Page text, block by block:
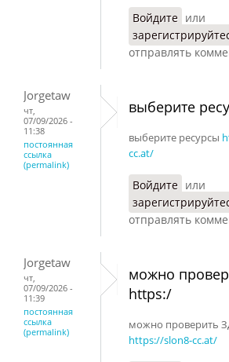
Войдите или
отправлять
Jorgetaw
чт,
07/09/2026 -
11:38
постоянная
ссылка
(permalink)
выберите
выберите ресурсы
cc.at/
Войдите или
отправлять
Jorgetaw
чт,
07/09/2026 -
11:39
постоянная
ссылка
(permalink)
можно
https:/
можно проверить
https://slon8-cc.at/